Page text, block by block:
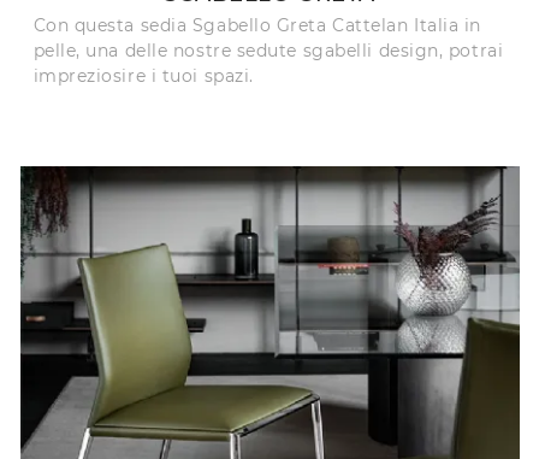
Con questa sedia Sgabello Greta Cattelan Italia in
pelle, una delle nostre sedute sgabelli design, potrai
impreziosire i tuoi spazi.